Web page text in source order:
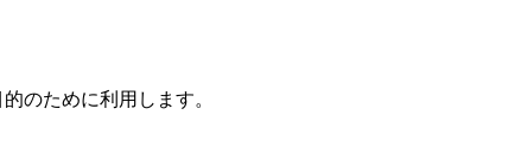
のために利用します。